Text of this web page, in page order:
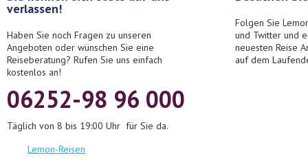
verlassen!
Haben Sie noch Fragen zu unseren
Angeboten oder wünschen Sie eine
Reiseberatung? Rufen Sie uns einfach
kostenlos an!
06252-98 96 000
Täglich von 8 bis 19:00 Uhr für Sie da.
Lemon-Reisen
Folgen Sie
und Twitter und
neuesten Reise
auf dem